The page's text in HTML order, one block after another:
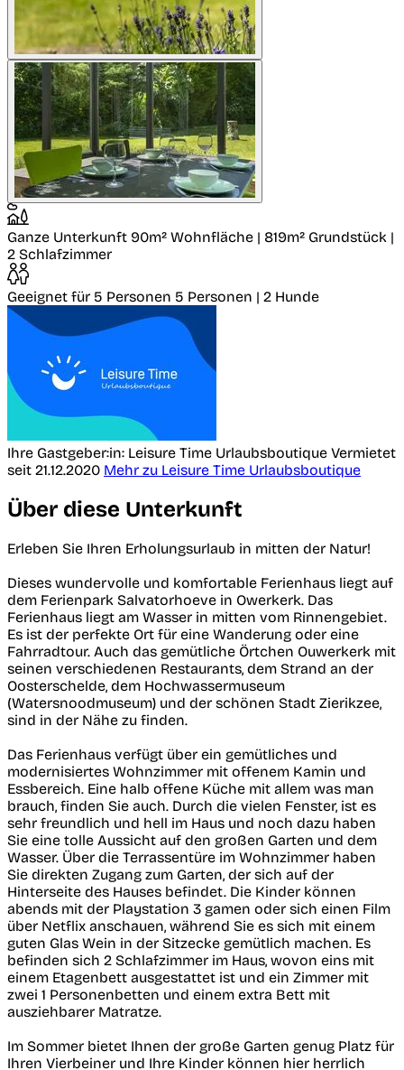
Ganze Unterkunft 90m² Wohnfläche | 819m² Grundstück |
2 Schlafzimmer
Geeignet für 5 Personen 5 Personen | 2 Hunde
Ihre Gastgeber:in: Leisure Time Urlaubsboutique Vermietet
seit 21.12.2020 Mehr zu Leisure Time Urlaubsboutique
Über diese Unterkunft
Erleben Sie Ihren Erholungsurlaub in mitten der Natur!
Dieses wundervolle und komfortable Ferienhaus liegt auf
dem Ferienpark Salvatorhoeve in Owerkerk. Das
Ferienhaus liegt am Wasser in mitten vom Rinnengebiet.
Es ist der perfekte Ort für eine Wanderung oder eine
Fahrradtour. Auch das gemütliche Örtchen Ouwerkerk mit
seinen verschiedenen Restaurants, dem Strand an der
Oosterschelde, dem Hochwassermuseum
(Watersnoodmuseum) und der schönen Stadt Zierikzee,
sind in der Nähe zu finden.
Das Ferienhaus verfügt über ein gemütliches und
modernisiertes Wohnzimmer mit offenem Kamin und
Essbereich. Eine halb offene Küche mit allem was man
brauch, finden Sie auch. Durch die vielen Fenster, ist es
sehr freundlich und hell im Haus und noch dazu haben
Sie eine tolle Aussicht auf den großen Garten und dem
Wasser. Über die Terrassentüre im Wohnzimmer haben
Sie direkten Zugang zum Garten, der sich auf der
Hinterseite des Hauses befindet. Die Kinder können
abends mit der Playstation 3 gamen oder sich einen Film
über Netflix anschauen, während Sie es sich mit einem
guten Glas Wein in der Sitzecke gemütlich machen. Es
befinden sich 2 Schlafzimmer im Haus, wovon eins mit
einem Etagenbett ausgestattet ist und ein Zimmer mit
zwei 1 Personenbetten und einem extra Bett mit
ausziehbarer Matratze.
Im Sommer bietet Ihnen der große Garten genug Platz für
Ihren Vierbeiner und Ihre Kinder können hier herrlich